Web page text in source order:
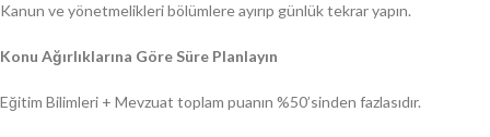
Kanun ve yönetmelikleri bölümlere ayırıp günlük tekrar yapın.
Konu Ağırlıklarına Göre Süre Planlayın
Eğitim Bilimleri + Mevzuat toplam puanın %50’sinden fazlasıdır.